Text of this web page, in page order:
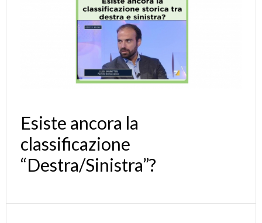
Esiste ancora la
classificazione
“Destra/Sinistra”?